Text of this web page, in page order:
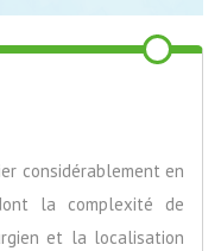
considérablement en
la complexité de
et la localisation